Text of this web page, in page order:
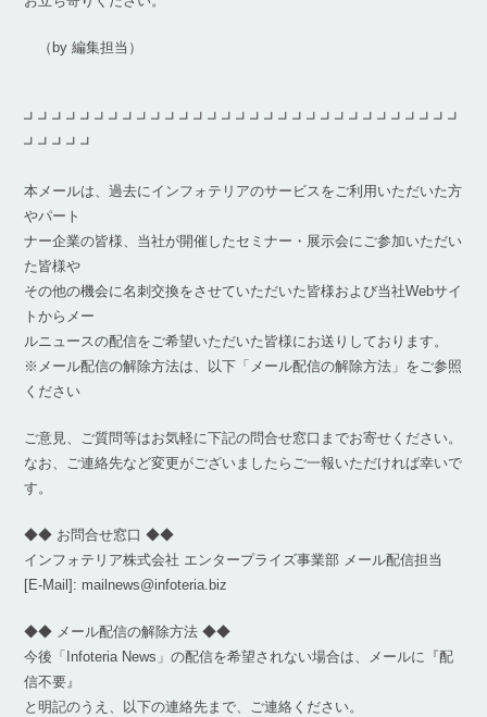
（by 編集担当）
┛┛┛┛┛┛┛┛┛┛┛┛┛┛┛┛┛┛┛┛┛┛┛┛┛┛┛┛┛┛┛
┛┛┛┛┛
本メールは、過去にインフォテリアのサービスをご利用いただいた方
やパート
ナー企業の皆様、当社が開催したセミナー・展示会にご参加いただい
た皆様や
その他の機会に名刺交換をさせていただいた皆様および当社Webサイ
トからメー
ルニュースの配信をご希望いただいた皆様にお送りしております。
※メール配信の解除方法は、以下「メール配信の解除方法」をご参照
ください
ご意見、ご質問等はお気軽に下記の問合せ窓口までお寄せください。
なお、ご連絡先など変更がございましたらご一報いただければ幸いで
す。
◆◆ お問合せ窓口 ◆◆
インフォテリア株式会社 エンタープライズ事業部 メール配信担当
[E-Mail]: mailnews@infoteria.biz
◆◆ メール配信の解除方法 ◆◆
今後「Infoteria News」の配信を希望されない場合は、メールに『配
信不要』
と明記のうえ、以下の連絡先まで、ご連絡ください。